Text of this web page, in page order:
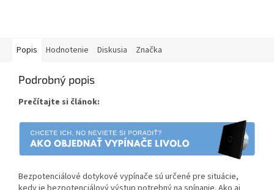
Popis Hodnotenie Diskusia Značka
Podrobný popis
Prečítajte si článok:
Bezpotenciálové dotykové vypínače sú určené pre situácie,